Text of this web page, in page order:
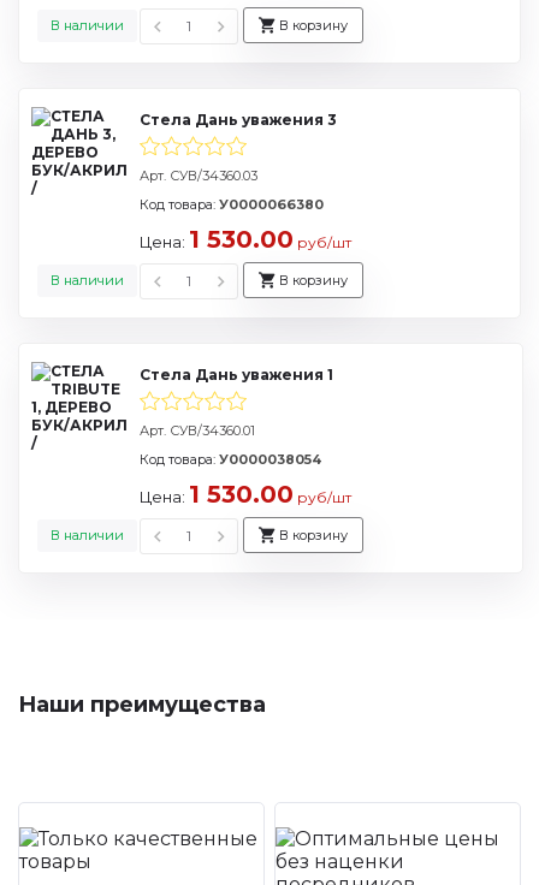
В наличии В корзину
Стела Дань уважения 3
Арт. СУВ/34360.03
В наличии
Код товара: У0000066380
Цена: 1 530.00 руб/шт
В корзину
Стела Дань уважения 1
Арт. СУВ/34360.01
В наличии
Код товара: У0000038054
Цена: 1 530.00 руб/шт
В корзину
Наши преимущества